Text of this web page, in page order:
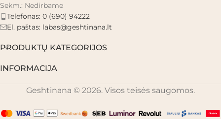
Sekm.: Nedirbame
Telefonas: 0 (690) 94222
El. paštas: labas@geshtinana.lt
PRODUKTŲ KATEGORIJOS
INFORMACIJA
Geshtinana © 2026. Visos teisės saugomos.